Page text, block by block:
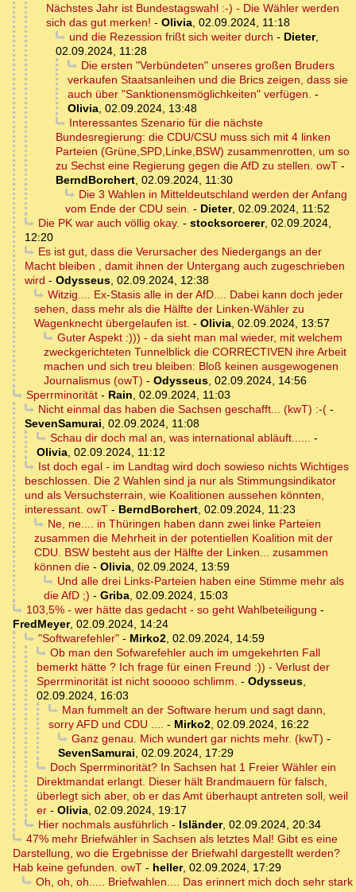
Nächstes Jahr ist Bundestagswahl :-) - Die Wähler werden
sich das gut merken! - Olivia, 02.09.2024, 11:18
und die Rezession frißt sich weiter durch - Dieter,
02.09.2024, 11:28
Die ersten "Verbündeten" unseres großen Bruders
verkaufen Staatsanleihen und die Brics zeigen, dass sie
auch über "Sanktionensmöglichkeiten" verfügen. -
Olivia, 02.09.2024, 13:48
Interessantes Szenario für die nächste
Bundesregierung: die CDU/CSU muss sich mit 4 linken
Parteien (Grüne,SPD,Linke,BSW) zusammenrotten, um so
zu Sechst eine Regierung gegen die AfD zu stellen. owT -
BerndBorchert, 02.09.2024, 11:30
Die 3 Wahlen in Mitteldeutschland werden der Anfang
vom Ende der CDU sein. - Dieter, 02.09.2024, 11:52
Die PK war auch völlig okay. - stocksorcerer, 02.09.2024,
12:20
Es ist gut, dass die Verursacher des Niedergangs an der
Macht bleiben , damit ihnen der Untergang auch zugeschrieben
wird - Odysseus, 02.09.2024, 12:38
Witzig.... Ex-Stasis alle in der AfD.... Dabei kann doch jeder
sehen, dass mehr als die Hälfte der Linken-Wähler zu
Wagenknecht übergelaufen ist. - Olivia, 02.09.2024, 13:57
Guter Aspekt :))) - da sieht man mal wieder, mit welchem
zweckgerichteten Tunnelblick die CORRECTIVEN ihre Arbeit
machen und sich treu bleiben: Bloß keinen ausgewogenen
Journalismus (owT) - Odysseus, 02.09.2024, 14:56
Sperrminorität- Rain, 02.09.2024, 11:03
Nicht einmal das haben die Sachsen geschafft... (kwT) :-(-
SevenSamurai, 02.09.2024, 11:08
Schau dir doch mal an, was international abläuft...... -
Olivia, 02.09.2024, 11:12
Ist doch egal - im Landtag wird doch sowieso nichts Wichtiges
beschlossen. Die 2 Wahlen sind ja nur als Stimmungsindikator
und als Versuchsterrain, wie Koalitionen aussehen könnten,
interessant. owT - BerndBorchert, 02.09.2024, 11:23
Ne, ne.... in Thüringen haben dann zwei linke Parteien
zusammen die Mehrheit in der potentiellen Koalition mit der
CDU. BSW besteht aus der Hälfte der Linken... zusammen
können die - Olivia, 02.09.2024, 13:59
Und alle drei Links-Parteien haben eine Stimme mehr als
die AfD ;) - Griba, 02.09.2024, 15:03
103,5% - wer hätte das gedacht - so geht Wahlbeteiligung -
FredMeyer, 02.09.2024, 14:24
"Softwarefehler"- Mirko2, 02.09.2024, 14:59
Ob man den Sofwarefehler auch im umgekehrten Fall
bemerkt hätte ? Ich frage für einen Freund :)) - Verlust der
Sperrminorität ist nicht sooooo schlimm. - Odysseus,
02.09.2024, 16:03
Man fummelt an der Software herum und sagt dann,
sorry AFD und CDU .... - Mirko2, 02.09.2024, 16:22
Ganz genau. Mich wundert gar nichts mehr. (kwT) -
SevenSamurai, 02.09.2024, 17:29
Doch Sperrminorität? In Sachsen hat 1 Freier Wähler ein
Direktmandat erlangt. Dieser hält Brandmauern für falsch,
überlegt sich aber, ob er das Amt überhaupt antreten soll, weil
er - Olivia, 02.09.2024, 19:17
Hier nochmals ausführlich - Isländer, 02.09.2024, 20:34
47% mehr Briefwähler in Sachsen als letztes Mal! Gibt es eine
Darstellung, wo die Ergebnisse der Briefwahl dargestellt werden?
Hab keine gefunden. owT - heller, 02.09.2024, 17:29
Oh, oh, oh..... Briefwahlen.... Das erinnert mich doch sehr stark